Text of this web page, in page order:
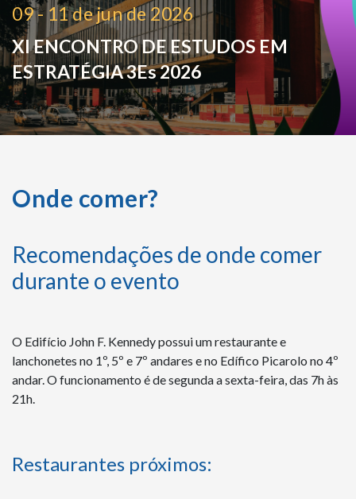
09 - 11 de jun de 2026
XI ENCONTRO DE ESTUDOS EM
ESTRATÉGIA3Es 2026
Onde comer?
Recomendações de onde comer
durante o evento
O Edifício John F. Kennedy possui um restaurante e
lanchonetes no 1º, 5º e 7º andares e no Edífico Picarolo no 4º
andar. O funcionamento é de segunda a sexta-feira, das 7h às
21h.
Restaurantes próximos: